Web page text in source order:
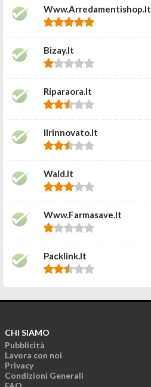
Www.arredamentishop.it
Bizay.it
Riparaora.it
Ilrinnovato.it
Wald.it
Www.farmasave.it
Packlink.it
CHI SIAMO
Pubblicità
Lavora con noi
Privacy
Condizioni Generali